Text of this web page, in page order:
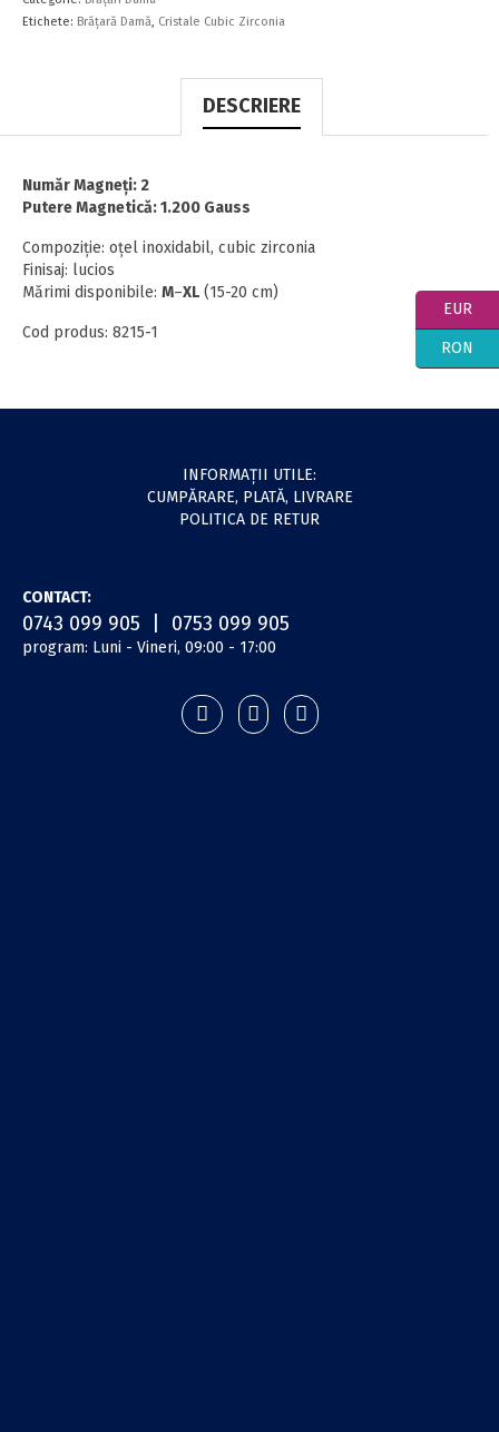
Etichete: Brăţară Damă, Cristale Cubic Zirconia
DESCRIERE
Număr Magneţi: 2
Putere Magnetică: 1.200 Gauss
Compoziţie: oţel inoxidabil, cubic zirconia
Finisaj: lucios
Mărimi disponibile: M–XL (15-20 cm)
Cod produs: 8215-1
INFORMAŢII UTILE:
CUMPĂRARE, PLATĂ, LIVRARE
POLITICA DE RETUR
CONTACT:
0743 099 905 | 0753 099 905
program: Luni - Vineri, 09:00 - 17:00
EUR
RON